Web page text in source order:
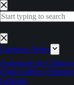
Pular
para
o
Sem
resultados
Cadernos Derby
Associação de Cultura
Clube Atlético
Ciclismo